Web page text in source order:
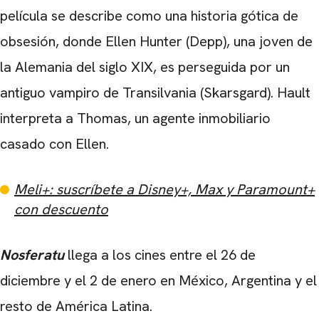
película se describe como una historia gótica de
obsesión, donde Ellen Hunter (Depp), una joven de
la Alemania del siglo XIX, es perseguida por un
antiguo vampiro de Transilvania (Skarsgard). Hault
interpreta a Thomas, un agente inmobiliario
casado con Ellen.
Meli+: suscríbete a Disney+, Max y Paramount+
con descuento
Nosferatu llega a los cines entre el 26 de
diciembre y el 2 de enero en México, Argentina y el
resto de América Latina.